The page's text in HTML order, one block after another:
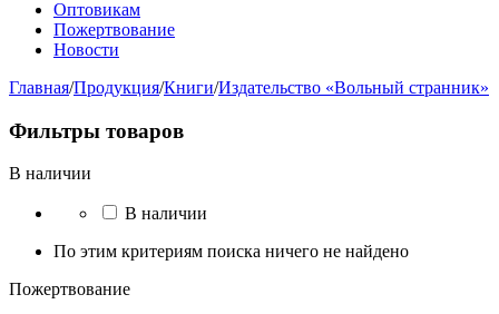
Оптовикам
Пожертвование
Новости
Главная/Продукция/Книги/Издательство «Вольный странник»
Фильтры товаров
В наличии
В наличии
По этим критериям поиска ничего не найдено
Пожертвование